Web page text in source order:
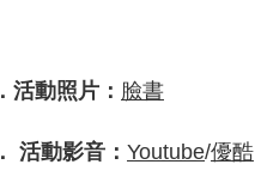
．活動照片： 臉書
． 活動影音： Youtube/優酷